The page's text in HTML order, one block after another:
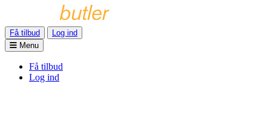
Få tilbud
Log ind
Menu
Få tilbud
Log ind